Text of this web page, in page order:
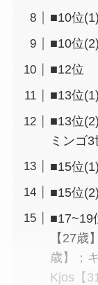
■10位
■10位
■12位
■13位
■13位
ミンゴ3
■15位
■15位
■17~19
【27歳
歳】；
Kjos【